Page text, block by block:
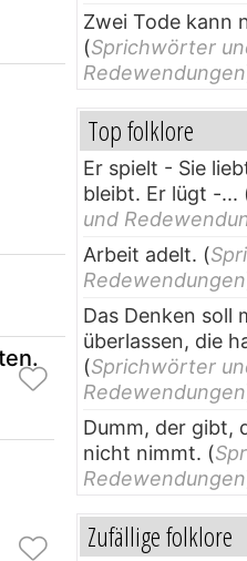
Zwei Tode kann
(Sprichwörter
Redewendungen
Top folklore
Er spielt - Sie
bleibt. Er lügt -...
und
Arbeit adelt. (
Redewendungen
Das Denken soll
überlassen, die
(Sprichwörter
Redewendungen
Dumm, der gibt,
nicht nimmt. (
Redewendungen
Zufällige folklore